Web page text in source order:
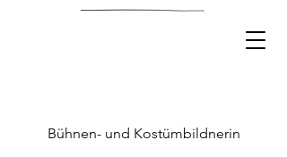
Bühnen- und Kostümbildnerin